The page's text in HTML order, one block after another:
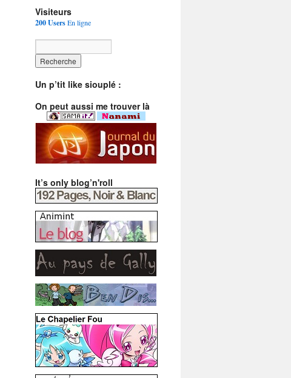
Visiteurs
200 UsersEn ligne
Un p’tit like siouplé :
On peut aussi me trouver là
It’s only blog’n'roll